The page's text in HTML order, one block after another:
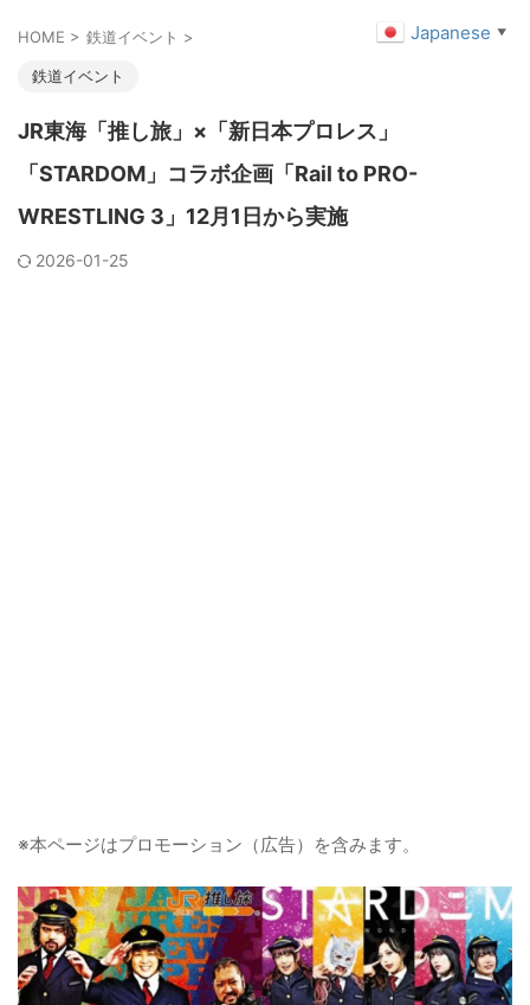
HOME > 鉄道イベント >
鉄道イベント
JR東海「推し旅」×「新日本プロレス」
「STARDOM」コラボ企画「Rail to PRO-
WRESTLING 3」12月1日から実施
2026-01-25
※本ページはプロモーション（広告）を含みます。
Japanese ▼